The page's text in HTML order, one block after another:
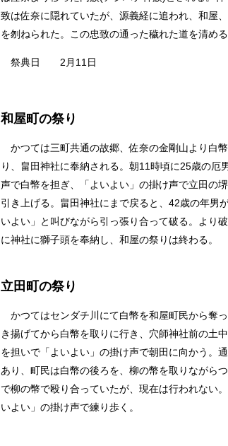
致は佐奈に隠れていたが、源義経に追われ、和屋
を刎ねられた。この忠致の通った穢れた道を清める
祭典日 2月11日
和屋町の祭り
かつては三町共通の故郷、佐奈の金剛山より白
り、畠田神社に奉納される。朝11時頃に25歳の
声で白幣を担ぎ、「よいよい」の掛け声で立田の
引き上げる。畠田神社にまで戻ると、42歳の年男
いよい」と叫びながら引っ張り合って破る。より
に神社に獅子頭を奉納し、和屋の祭りは終わる。
立田町の祭り
かつてはセンダチ川にて白幣を和屋町民から奪
き揚げてから白幣を取りに行き、穴師神社前の土
を担いで「よいよい」の掛け声で朝田に向かう。
あり、町民は白幣の後ろを、柳の幣を取りながら
で柳の幣で殴り合っていたが、現在は行われない
いよい」の掛け声で練り歩く。